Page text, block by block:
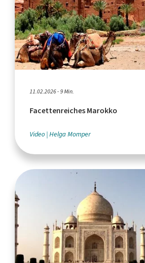
11.02.2026 - 9 Min.
Facettenreiches Marokko
Video Helga Momper